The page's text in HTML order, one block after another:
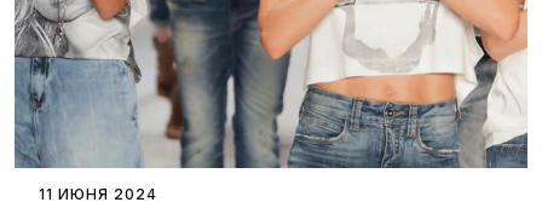
11 ИЮНЯ 2024